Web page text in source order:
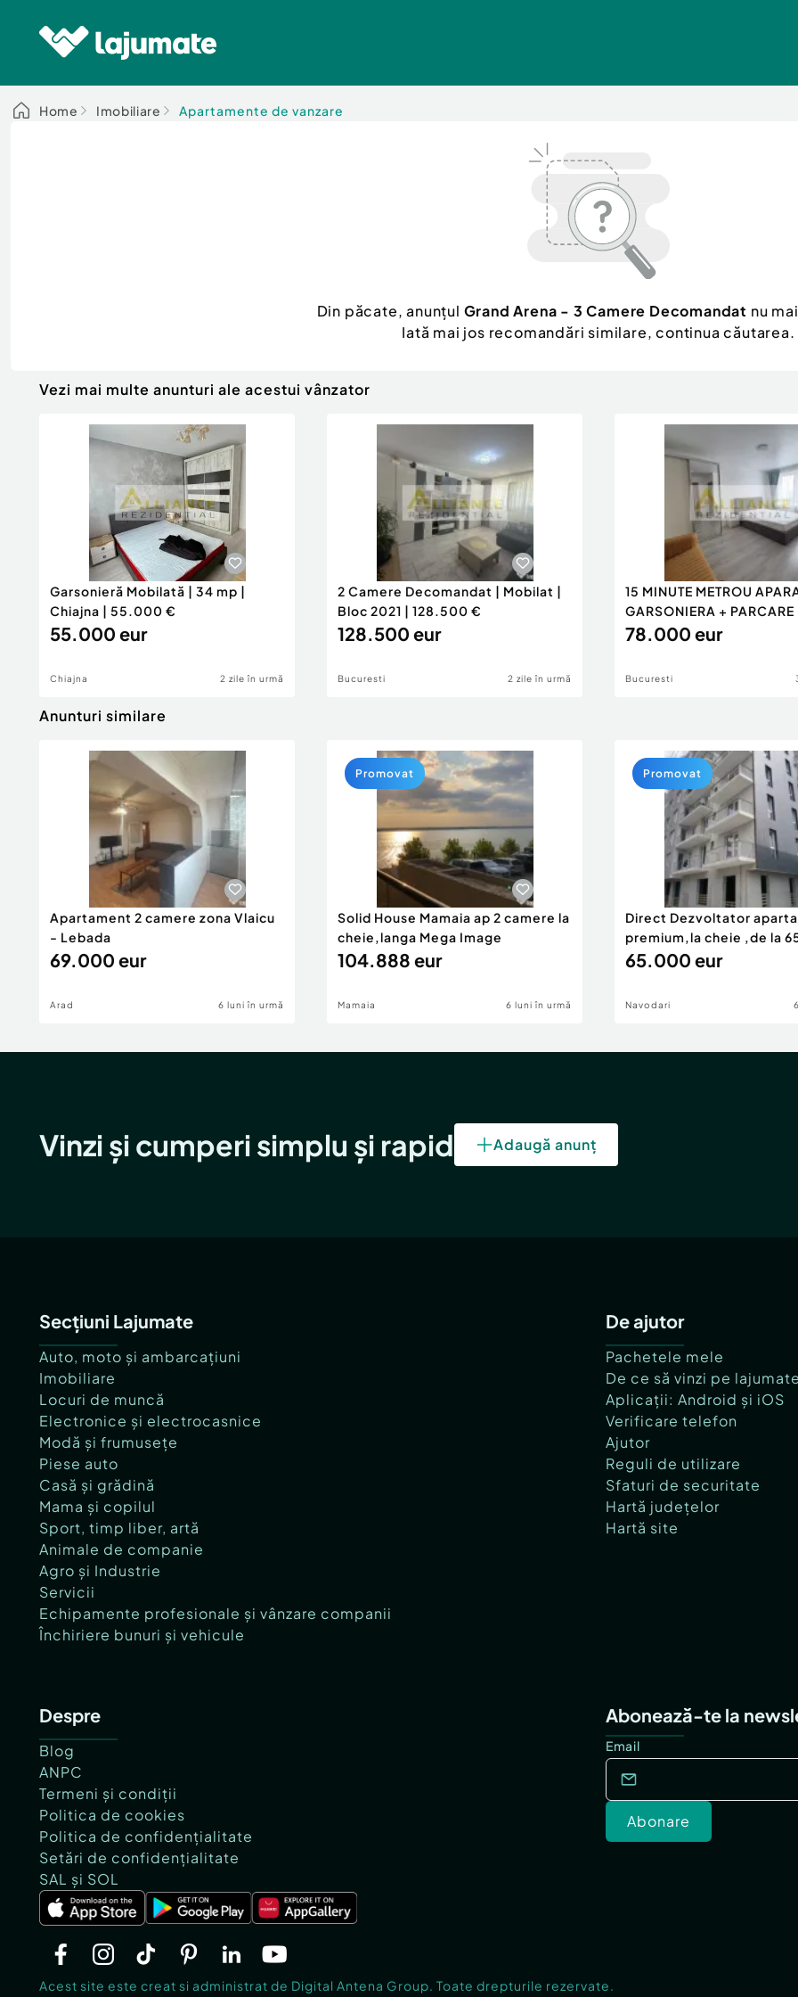
Home Imobiliare Apartamente de vanzare
Din păcate, anunțul Grand Arena - 3 Camere Decomandat nu
Iată mai jos recomandări similare, continua căutarea.
Vezi mai multe anunturi ale acestui vânzator
Garsonieră Mobilată | 34 mp |
Chiajna | 55.000 €
55.000 eur
Chiajna 2 zile în urmă
2 Camere Decomandat | Mobilat |
Bloc 2021 | 128.500 €
128.500 eur
Bucuresti 2 zile în urmă
15 MINUTE METROU
GARSONIERA +
78.00...
78.000 eur
Bucuresti
Anunturi similare
Apartament 2 camere zona Vlaicu
- Lebada
69.000 eur
Arad 6 luni în urmă
Solid House Mamaia ap 2 camere la
cheie,langa Mega Image
104.888 eur
Mamaia 6 luni în urmă
Promovat
Direct Dezvoltator
premium,la cheie ,de la
eur
65.000 eur
Navodari
Promovat
Vinzi și cumperi simplu și rapid Adaugă anunț
Secțiuni Lajumate
Auto, moto și ambarcațiuni
Imobiliare
Locuri de muncă
Electronice și electrocasnice
Modă și frumusețe
Piese auto
Casă și grădină
Mama și copilul
Sport, timp liber, artă
Animale de companie
Agro și Industrie
Servicii
Echipamente profesionale și vânzare companii
Închiriere bunuri și vehicule
De ajutor
Pachetele mele
De ce să vinzi pe
Aplicații: Android și iOS
Verificare telefon
Ajutor
Reguli de utilizare
Sfaturi de securitate
Hartă județelor
Hartă site
Despre
Blog
ANPC
Termeni și condiții
Politica de cookies
Politica de confidențialitate
Setări de confidențialitate
SAL și SOL
Abonează-te la
Email
Abonare
Acest site este creat si administrat de Digital Antena Group. Toate drepturile rezervate.